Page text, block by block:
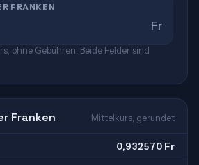
FRANKEN
Fr
ohne Gebühren. Beide Felder sind
Franken Mittelkurs, gerundet
0,932570 Fr